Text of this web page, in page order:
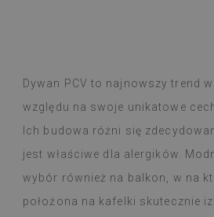
Dywan PCV to najnowszy trend
względu na swoje unikatowe
Ich budowa różni się
jest właściwe dla alergików.
wybór również na balkon, w na
położona na kafelki skutecznie